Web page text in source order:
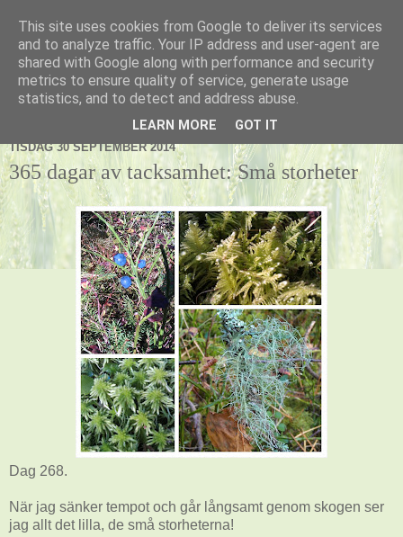
Kennel Vildnos
TISDAG 30 SEPTEMBER 2014
365 dagar av tacksamhet: Små storheter
Dag 268.
När jag sänker tempot och går långsamt genom skogen ser
jag allt det lilla, de små storheterna!
This site uses cookies from Google to deliver its services
and to analyze traffic. Your IP address and user-agent are
shared with Google along with performance and security
metrics to ensure quality of service, generate usage
statistics, and to detect and address abuse.
LEARN MORE GOT IT